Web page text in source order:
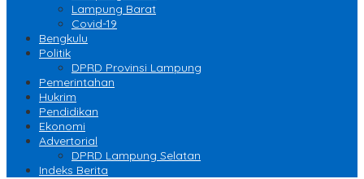
Lampung Barat
Covid-19
Bengkulu
Politik
DPRD Provinsi Lampung
Pemerintahan
Hukrim
Pendidikan
Ekonomi
Advertorial
DPRD Lampung Selatan
Indeks Berita